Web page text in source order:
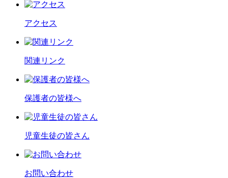
アクセス
関連リンク
保護者の皆様へ
児童生徒の皆さん
お問い合わせ